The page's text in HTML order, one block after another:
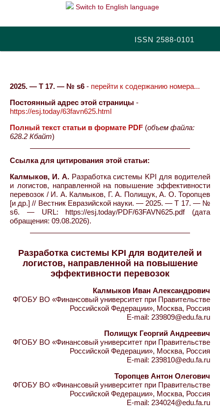
Switch to English language
ISSN 2588-0101
2025. — Т 17. — № s6 - перейти к содержанию номера...
Постоянный адрес этой страницы -
https://esj.today/63favn625.html
Полный текст статьи в формате PDF (объем файла:
628.2 Кбайт)
Ссылка для цитирования этой статьи:
Калмыков, И. А.Разработка системы KPI для водителей
и логистов, направленной на повышение эффективности
перевозок / И. А. Калмыков, Г. А. Полищук, А. О. Торопцев
[и др.] // Вестник Евразийской науки. — 2025. — Т 17. — №
s6. — URL: https://esj.today/PDF/63FAVN625.pdf (дата
обращения: 09.08.2026).
Разработка системы KPI для водителей и
логистов, направленной на повышение
эффективности перевозок
Калмыков Иван Александрович
ФГОБУ ВО «Финансовый университет при Правительстве
Российской Федерации», Москва, Россия
E-mail: 239809@edu.fa.ru
Полищук Георгий Андреевич
ФГОБУ ВО «Финансовый университет при Правительстве
Российской Федерации», Москва, Россия
E-mail: 239810@edu.fa.ru
Торопцев Антон Олегович
ФГОБУ ВО «Финансовый университет при Правительстве
Российской Федерации», Москва, Россия
E-mail: 234024@edu.fa.ru